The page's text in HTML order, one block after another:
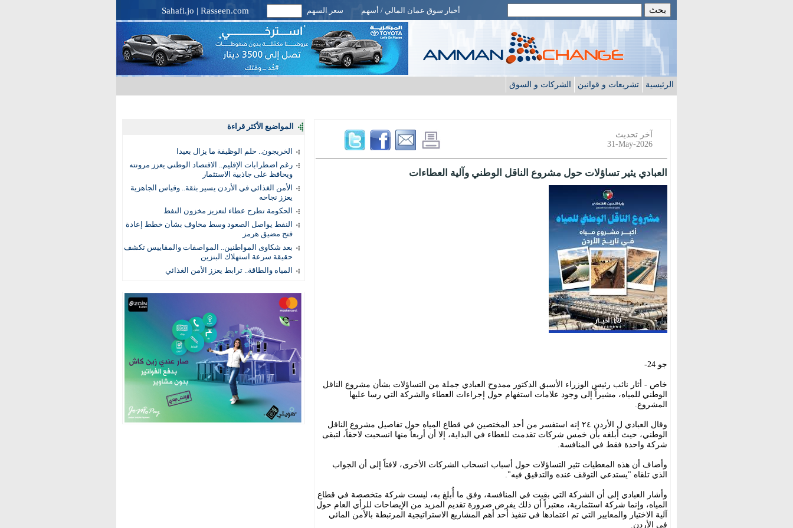
أخبار سوق عمان المالي / أسهم سعر السهم Sahafi.jo | Rasseen.com
الرئيسية تشريعات و قوانين الشركات و السوق
المواضيع الأكثر قراءة
الخريجون.. حلم الوظيفة ما يزال بعيدا
رغم اضطرابات الإقليم.. الاقتصاد الوطني يعزز مرونته
ويحافظ على جاذبية الاستثمار
الأمن الغذائي في الأردن يسير بثقة.. وقياس الجاهزية
يعزز نجاحه
الحكومة تطرح عطاء لتعزيز مخزون النفط
النفط يواصل الصعود وسط مخاوف بشأن خطط إعادة
فتح مضيق هرمز
بعد شكاوى المواطنين.. المواصفات والمقاييس تكشف
حقيقة سرعة استهلاك البنزين
المياه والطاقة.. ترابط يعزز الأمن الغذائي
آخر تحديث
31-May-2026
العبادي يثير تساؤلات حول مشروع الناقل الوطني وآلية العطاءات
جو 24-
خاص - أثار نائب رئيس الوزراء الأسبق الدكتور ممدوح العبادي جملة من التساؤلات بشأن مشروع الناقل
الوطني للمياه، مشيراً إلى وجود علامات استفهام حول إجراءات العطاء والشركة التي رسا عليها
المشروع.
وقال العبادي ل الأردن ٢٤ إنه استفسر من أحد المختصين في قطاع المياه حول تفاصيل مشروع الناقل
الوطني، حيث أبلغه بأن خمس شركات تقدمت للعطاء في البداية، إلا أن أربعاً منها انسحبت لاحقاً، لتبقى
شركة واحدة فقط في المنافسة.
وأضاف أن هذه المعطيات تثير التساؤلات حول أسباب انسحاب الشركات الأخرى، لافتاً إلى أن الجواب
الذي تلقاه "يستدعي التوقف عنده والتدقيق فيه".
وأشار العبادي إلى أن الشركة التي بقيت في المنافسة، وفق ما أُبلغ به، ليست شركة متخصصة في قطاع
المياه، وإنما شركة استثمارية، معتبراً أن ذلك يفرض ضرورة تقديم المزيد من الإيضاحات للرأي العام حول
آلية الاختيار والمعايير التي تم اعتمادها في تنفيذ أحد أهم المشاريع الاستراتيجية المرتبطة بالأمن المائي
في الأردن.